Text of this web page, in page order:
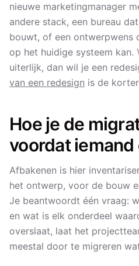
nieuwe marketingmanager
andere stack, een bureau
bouwt, of een ontwerpwens
op het huidige systeem kan.
uiterlijk, dan wil je een
van een redesign is de
Hoe je de
voordat
Afbakenen is hier
het ontwerp, voor de bouw
Je beantwoordt één vraag:
en wat is elk onderdeel
overslaat, laat het
meestal door te migreren